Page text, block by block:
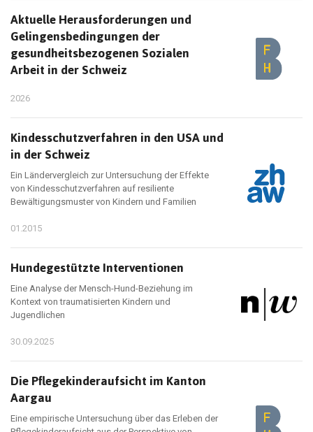
Aktuelle Herausforderungen und
Gelingensbedingungen der
gesundheitsbezogenen Sozialen
Arbeit in der Schweiz
2026
Kindesschutzverfahren in den USA und
in der Schweiz
Ein Ländervergleich zur Untersuchung der Effekte
von Kindesschutzverfahren auf resiliente
Bewältigungsmuster von Kindern und Familien
01.2015
Hundegestützte Interventionen
Eine Analyse der Mensch-Hund-Beziehung im
Kontext von traumatisierten Kindern und
Jugendlichen
30.09.2025
Die Pflegekinderaufsicht im Kanton
Aargau
Eine empirische Untersuchung über das Erleben der